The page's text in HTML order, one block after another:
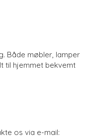
Både møbler, lamper
til hjemmet bekvemt
os via e-mail: